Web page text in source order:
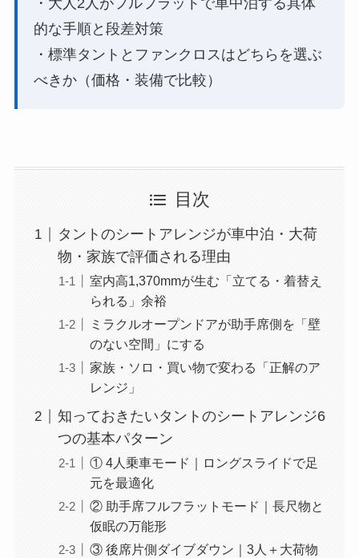
・大人2人がフルフラットで車中泊する具体
的な手順と段差対策
・標準タントとファンクロスはどちらを選ぶ
べきか（価格・装備で比較）
目次
タントのシートアレンジが車中泊・大荷
物・家族で評価される理由
室内高1,370mmが生む「立てる・着替え
られる」余裕
ミラクルオープンドアが助手席側を「壁
のない空間」にする
家族・ソロ・買い物で変わる「正解のア
レンジ」
知っておきたいタントのシートアレンジ6
つの基本パターン
① 4人乗車モード｜ロングスライドで足
元を最適化
② 助手席フルフラットモード｜長尺物と
仮眠の万能形
③ 後席片側ダイブダウン｜3人＋大荷物